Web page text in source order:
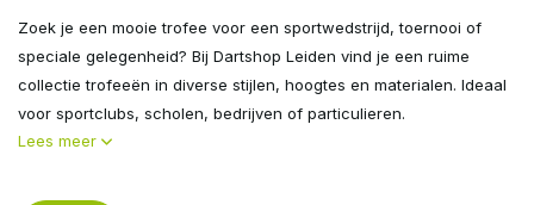
Zoek je een mooie trofee voor een sportwedstrijd, toernooi of
speciale gelegenheid? Bij Dartshop Leiden vind je een ruime
collectie trofeeën in diverse stijlen, hoogtes en materialen. Ideaal
voor sportclubs, scholen, bedrijven of particulieren.
Lees meer